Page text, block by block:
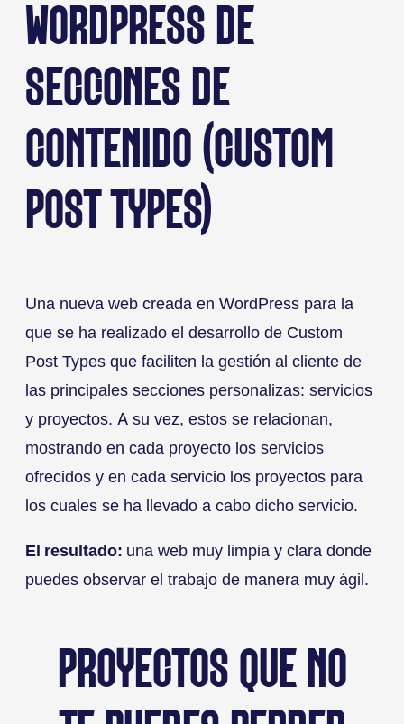
WORDPRESS DE
SECCIONES DE
CONTENIDO (CUSTOM
POST TYPES)
Una nueva web creada en WordPress para la
que se ha realizado el desarrollo de Custom
Post Types que faciliten la gestión al cliente de
las principales secciones personalizas: servicios
y proyectos. A su vez, estos se relacionan,
mostrando en cada proyecto los servicios
ofrecidos y en cada servicio los proyectos para
los cuales se ha llevado a cabo dicho servicio.
El resultado: una web muy limpia y clara donde
puedes observar el trabajo de manera muy ágil.
PROYECTOS QUE NO